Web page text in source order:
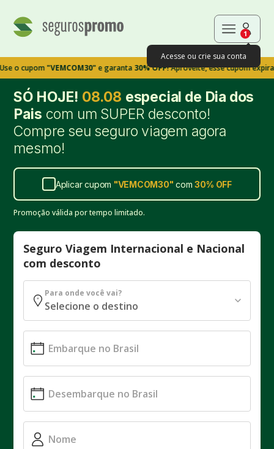
1
Acesse ou crie sua conta
"VEMCOM30"e garanta30% OFF!Aproveite, esse cupom expira em
SÓ HOJE! 08.08 especial de Dia dos
Pais com um SUPER desconto!
Compre seu seguro viagem agora
mesmo!
Aplicar cupom "VEMCOM30" com30% OFF
Promoção válida por tempo limitado.
Seguro Viagem Internacional e Nacional
com desconto
Para onde você vai?